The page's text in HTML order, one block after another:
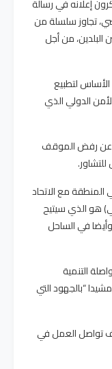
إعلانه في رسالة
تجاوز سلسلة من
البلدين، من أجل
لتطبيع
الدولي الذي
عن رفض الموقف
مع الاتحاد
هو الذي سيتيح
في الساحل
التنمية
“بالجهود التي
تواصل العمل في